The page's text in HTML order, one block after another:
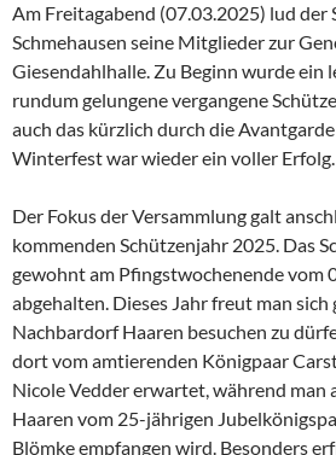
Am Freitagabend (07.03.2025) lud der
Schmehausen seine Mitglieder zur
Giesendahlhalle. Zu Beginn wurde ein
rundum gelungene vergangene
auch das kürzlich durch die
Winterfest war wieder ein voller Erfolg.
Der Fokus der Versammlung galt
kommenden Schützenjahr 2025. Das
gewohnt am Pfingstwochenende vom
abgehalten. Dieses Jahr freut man sich
Nachbardorf Haaren besuchen zu
dort vom amtierenden Königpaar
Nicole Vedder erwartet, während man
Haaren vom 25-jährigen
Blömke empfangen wird. Besonders